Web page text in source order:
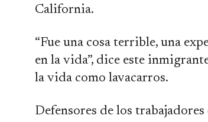
California.
“Fue una cosa terrible, una
en la vida”, dice este
la vida como lavacarros.
Defensores de los